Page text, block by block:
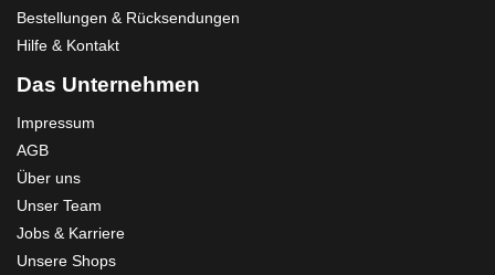
Bestellungen & Rücksendungen
Hilfe & Kontakt
Das Unternehmen
Impressum
AGB
Über uns
Unser Team
Jobs & Karriere
Unsere Shops